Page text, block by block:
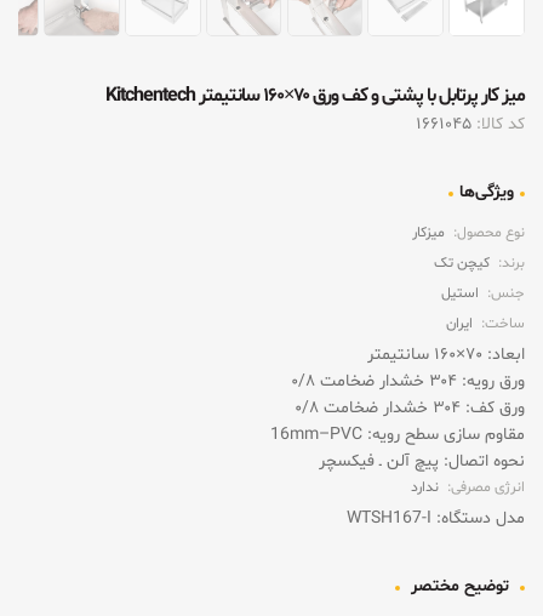
ميز کار پرتابل با پشتی و کف ورق ۷۰×۱۶۰ سانتیمتر Kitchentech
کد کالا: 1661045
ویژگی‌ها
نوع محصول: میزکار
برند: کیچن تک
جنس: استیل
ساخت: ایران
ابعاد: ۷۰×۱۶۰ سانتیمتر
ورق رویه: ۳۰۴ خشدار ضخامت ۰/۸
ورق کف: ۳۰۴ خشدار ضخامت ۰/۸
مقاوم سازی سطح رویه: 16mm–PVC
نحوه اتصال: پیچ آلن ـ فیکسچر
انرژی مصرفی: ندارد
مدل دستگاه: WTSH167-I
توضیح مختصر